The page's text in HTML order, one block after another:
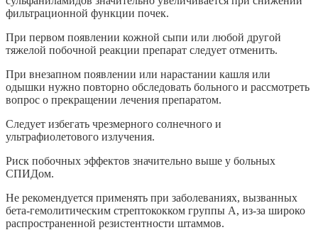
фильтрационной функции почек.
При первом появлении кожной сыпи или любой другой
тяжелой побочной реакции препарат следует отменить.
При внезапном появлении или нарастании кашля или
одышки нужно повторно обследовать больного и рассмотреть
вопрос о прекращении лечения препаратом.
Следует избегать чрезмерного солнечного и
ультрафиолетового излучения.
Риск побочных эффектов значительно выше у больных
СПИДом.
Не рекомендуется применять при заболеваниях, вызванных
бета-гемолитическим стрептококком группы А, из-за широко
распространенной резистентности штаммов.